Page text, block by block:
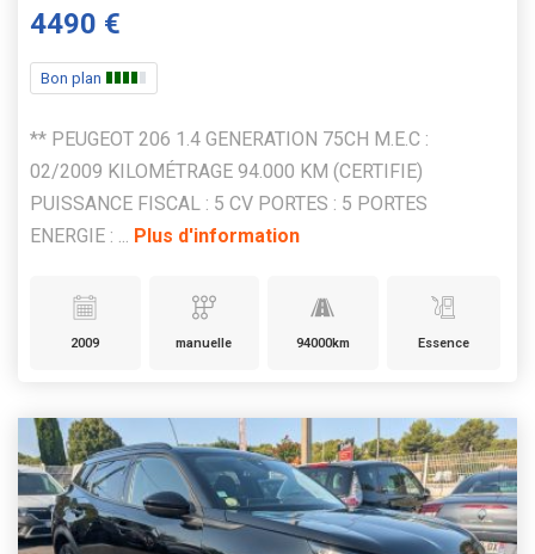
4490 €
Bon plan
** PEUGEOT 206 1.4 GENERATION 75CH M.E.C :
02/2009 KILOMÉTRAGE 94.000 KM (CERTIFIE)
PUISSANCE FISCAL : 5 CV PORTES : 5 PORTES
ENERGIE : ... Plus d'information
2009 manuelle 94000km Essence